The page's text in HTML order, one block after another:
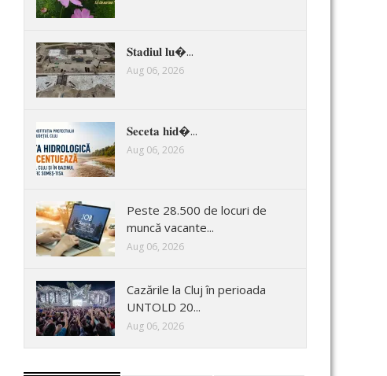
𝐒𝐭𝐚𝐝𝐢𝐮𝐥 𝐥𝐮�...
Aug 06, 2026
𝐒𝐞𝐜𝐞𝐭𝐚 𝐡𝐢𝐝�...
Aug 06, 2026
Peste 28.500 de locuri de
muncă vacante...
Aug 06, 2026
Cazările la Cluj în perioada
UNTOLD 20...
Aug 06, 2026